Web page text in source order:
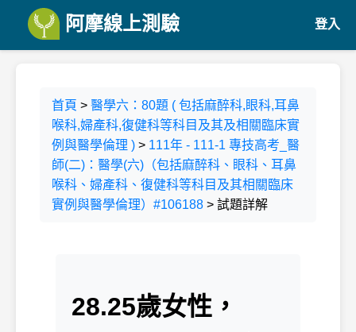
阿摩線上測驗 登入
首頁 > 醫學六：80題 ( 包括麻醉科,眼科,耳鼻
喉科,婦產科,復健科等科目及其及相關臨床實
例與醫學倫理 ) > 111年 - 111-1 專技高考_醫
師(二)：醫學(六)（包括麻醉科、眼科、耳鼻
喉科、婦產科、復健科等科目及其相關臨床
實例與醫學倫理）#106188 > 試題詳解
28.25歲女性，